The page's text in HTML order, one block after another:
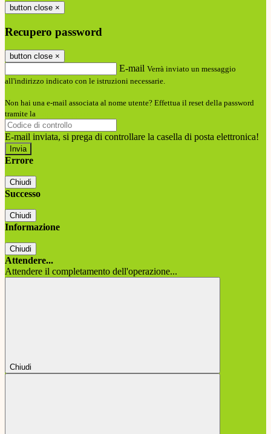
button close ×
Recupero password
button close ×
E-mail Verrà inviato un messaggio
all'indirizzo indicato con le istruzioni necessarie.
Non hai una e-mail associata al nome utente? Effettua il reset della password
tramite la
E-mail inviata, si prega di controllare la casella di posta elettronica!
Errore
Chiudi
Successo
Chiudi
Informazione
Chiudi
Attendere...
Attendere il completamento dell'operazione...
Chiudi